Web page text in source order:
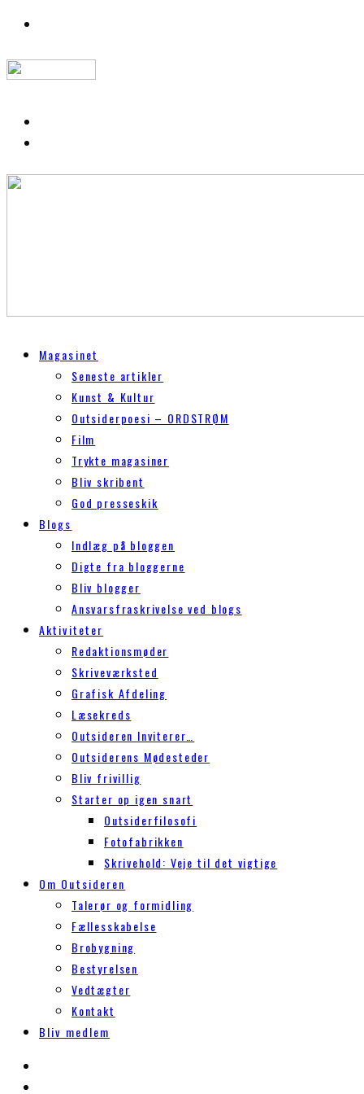
Magasinet
Seneste artikler
Kunst & Kultur
Outsiderpoesi – ORDSTRØM
Film
Trykte magasiner
Bliv skribent
God presseskik
Blogs
Indlæg på bloggen
Digte fra bloggerne
Bliv blogger
Ansvarsfraskrivelse ved blogs
Aktiviteter
Redaktionsmøder
Skriveværksted
Grafisk Afdeling
Læsekreds
Outsideren Inviterer…
Outsiderens Mødesteder
Bliv frivillig
Starter op igen snart
Outsiderfilosofi
Fotofabrikken
Skrivehold: Veje til det vigtige
Om Outsideren
Talerør og formidling
Fællesskabelse
Brobygning
Bestyrelsen
Vedtægter
Kontakt
Bliv medlem